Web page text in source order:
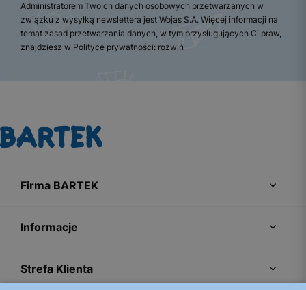
Administratorem Twoich danych osobowych przetwarzanych w
związku z wysyłką newslettera jest Wojas S.A. Więcej informacji na
temat zasad przetwarzania danych, w tym przysługujących Ci praw,
znajdziesz w Polityce prywatności: rozwiń
Firma BARTEK
Informacje
Strefa Klienta